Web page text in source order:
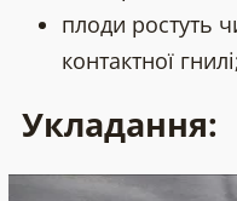
плоди ростуть
контактної
Укладання: